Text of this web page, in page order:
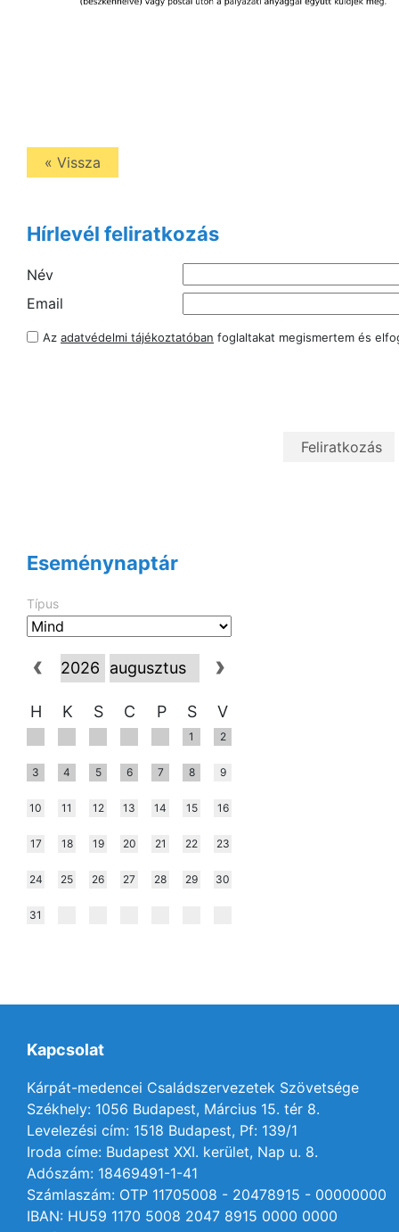
« Vissza
Hírlevél feliratkozás
Név
Email
Az adatvédelmi tájékoztatóban foglaltakat megismertem és
Eseménynaptár
Típus
H K S C P S V
1 2
3 4 5 6 7 8 9
10 11 12 13 14 15 16
17 18 19 20 21 22 23
24 25 26 27 28 29 30
31
Kapcsolat
Kárpát-medencei Családszervezetek Szövetsége
Székhely: 1056 Budapest, Március 15. tér 8.
Levelezési cím: 1518 Budapest, Pf: 139/1
Iroda címe: Budapest XXI. kerület, Nap u. 8.
Adószám: 18469491-1-41
Számlaszám: OTP 11705008 - 20478915 - 00000000
IBAN: HU59 1170 5008 2047 8915 0000 0000